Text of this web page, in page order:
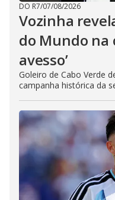
DO R7/07/08/2026
Vozinha
do Mundo na
avesso’
Goleiro de Cabo Verde
campanha histórica da